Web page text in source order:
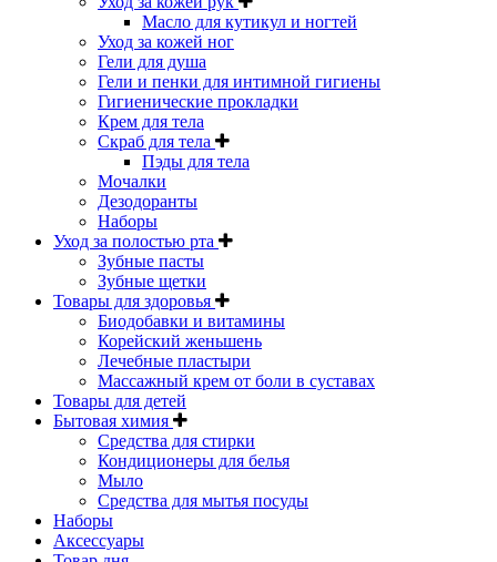
Масло для кутикул и ногтей
Уход за кожей ног
Гели для душа
Гели и пенки для интимной гигиены
Гигиенические прокладки
Крем для тела
Скраб для тела
Пэды для тела
Мочалки
Дезодоранты
Наборы
Уход за полостью рта
Зубные пасты
Зубные щетки
Товары для здоровья
Биодобавки и витамины
Корейский женьшень
Лечебные пластыри
Массажный крем от боли в суставах
Товары для детей
Бытовая химия
Средства для стирки
Кондиционеры для белья
Мыло
Средства для мытья посуды
Наборы
Аксессуары